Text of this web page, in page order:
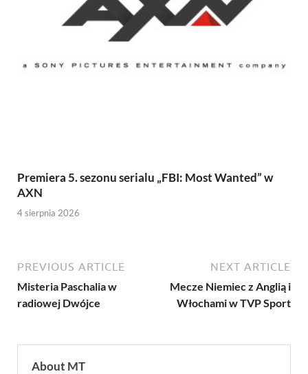
Premiera 5. sezonu serialu „FBI: Most Wanted” w
AXN
4 sierpnia 2026
PREVIOUS ARTICLE
Misteria Paschalia w
radiowej Dwójce
NEXT ARTICLE
Mecze Niemiec z Anglią i
Włochami w TVP Sport
About MT